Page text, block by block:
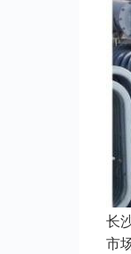
长
市